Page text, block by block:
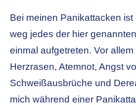
Bei meinen Panikattacken
weg jedes der hier
einmal aufgetreten. Vor
Herzrasen, Atemnot, Angst
Schweißausbrüche und
mich während einer